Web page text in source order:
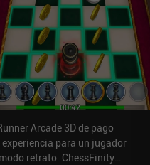
Arcade 3D de pago
para un jugador
retrato. ChessFinity